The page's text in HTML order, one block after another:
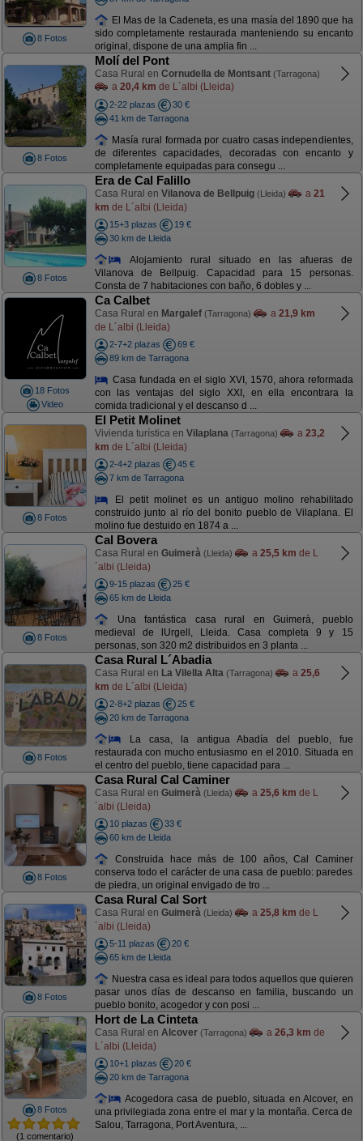
8 Fotos
El Mas de la Cadeneta, es una masía del 1890 que ha
sido completamente restaurada manteniendo su encanto
original, dispone de una amplia fin ...
8 Fotos
Molí del Pont
Casa Rural en Cornudella de Montsant (Tarragona)
a 20,4 km de L´albi (Lleida)
2-22 plazas
30 €
41 km de Tarragona
Masía rural formada por cuatro casas independientes,
de diferentes capacidades, decoradas con encanto y
completamente equipadas para consegu ...
8 Fotos
Era de Cal Falillo
Casa Rural en Vilanova de Bellpuig (Lleida) a 21
km de L´albi (Lleida)
15+3 plazas
19 €
30 km de Lleida
Alojamiento rural situado en las afueras de
Vilanova de Bellpuig. Capacidad para 15 personas.
Consta de 7 habitaciones con baño, 6 dobles y ...
18 Fotos
Video
Ca Calbet
Casa Rural en Margalef (Tarragona) a 21,9 km
de L´albi (Lleida)
2-7+2 plazas
69 €
89 km de Tarragona
Casa fundada en el siglo XVI, 1570, ahora reformada
con las ventajas del siglo XXI, en ella encontrara la
comida tradicional y el descanso d ...
8 Fotos
El Petit Molinet
Vivienda turística en Vilaplana (Tarragona) a 23,2
km de L´albi (Lleida)
2-4+2 plazas
45 €
7 km de Tarragona
El petit molinet es un antiguo molino rehabilitado
construido junto al río del bonito pueblo de Vilaplana. El
molino fue destuido en 1874 a ...
8 Fotos
Cal Bovera
Casa Rural en Guimerà (Lleida) a 25,5 km de L
´albi (Lleida)
9-15 plazas
25 €
65 km de Lleida
Una fantástica casa rural en Guimerà, pueblo
medieval de lUrgell, Lleida. Casa completa 9 y 15
personas, son 320 m2 distribuidos en 3 planta ...
8 Fotos
Casa Rural L´Abadia
Casa Rural en La Vilella Alta (Tarragona) a 25,6
km de L´albi (Lleida)
2-8+2 plazas
25 €
20 km de Tarragona
La casa, la antigua Abadía del pueblo, fue
restaurada con mucho entusiasmo en el 2010. Situada en
el centro del pueblo, tiene capacidad para ...
8 Fotos
Casa Rural Cal Caminer
Casa Rural en Guimerà (Lleida) a 25,6 km de L
´albi (Lleida)
10 plazas
33 €
60 km de Lleida
Construida hace más de 100 años, Cal Caminer
conserva todo el carácter de una casa de pueblo: paredes
de piedra, un original envigado de tro ...
8 Fotos
Casa Rural Cal Sort
Casa Rural en Guimerà (Lleida) a 25,8 km de L
´albi (Lleida)
5-11 plazas
20 €
65 km de Lleida
Nuestra casa es ideal para todos aquellos que quieren
pasar unos días de descanso en familia, buscando un
pueblo bonito, acogedor y con posi ...
8 Fotos
(1 comentario)
Hort de La Cinteta
Casa Rural en Alcover (Tarragona) a 26,3 km de
L´albi (Lleida)
10+1 plazas
20 €
20 km de Tarragona
Acogedora casa de pueblo, situada en Alcover, en
una privilegiada zona entre el mar y la montaña. Cerca de
Salou, Tarragona, Port Aventura, ...